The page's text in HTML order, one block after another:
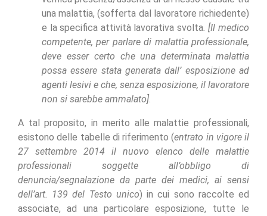
una malattia, (sofferta dal lavoratore richiedente)
e la specifica attività lavorativa svolta . [Il medico
competente, per parlare di malattia professionale,
deve esser certo che una determinata malattia
possa essere stata generata dall’ esposizione ad
agenti lesivi e che, senza esposizione, il lavoratore
non si sarebbe ammalato]
A tal proposito, in merito alle malattie professionali,
esistono delle tabelle di riferimento (entrato in vigore il
27 settembre 2014 il nuovo elenco delle malattie
professionali soggette all’obbligo di
denuncia/segnalazione da parte dei medici, ai sensi
dell’art. 139 del Testo unico) in cui sono raccolte ed
associate, ad una particolare esposizione, tutte le